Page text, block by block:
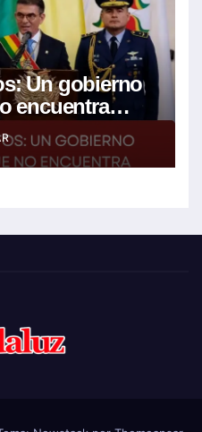
Un gobierno
encuentra